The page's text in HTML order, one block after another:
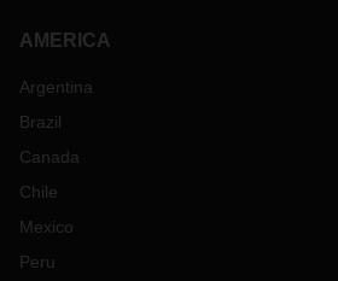
AMERICA
Argentina
Brazil
Canada
Chile
Mexico
Peru